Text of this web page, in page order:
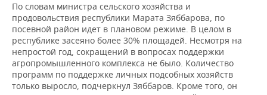
По словам министра сельского хозяйства и
продовольствия республики Марата Зяббарова, по
посевной район идет в плановом режиме. В целом в
республике засеяно более 30% площадей. Несмотря на
непростой год, сокращений в вопросах поддержки
агропромышленного комплекса не было. Количество
программ по поддержке личных подсобных хозяйств
только выросло, подчеркнул Зяббаров. Кроме того, он